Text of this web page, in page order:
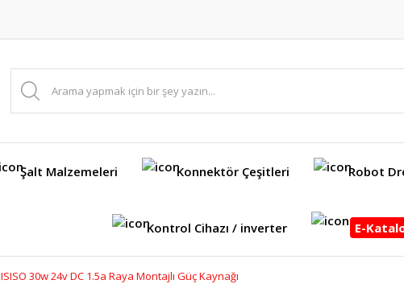
Şalt Malzemeleri Konnektör Çeşitleri Robot
Kontrol Cihazı / inverter E-
ISISO 30w 24v DC 1.5a Raya Montajlı Güç Kaynağı